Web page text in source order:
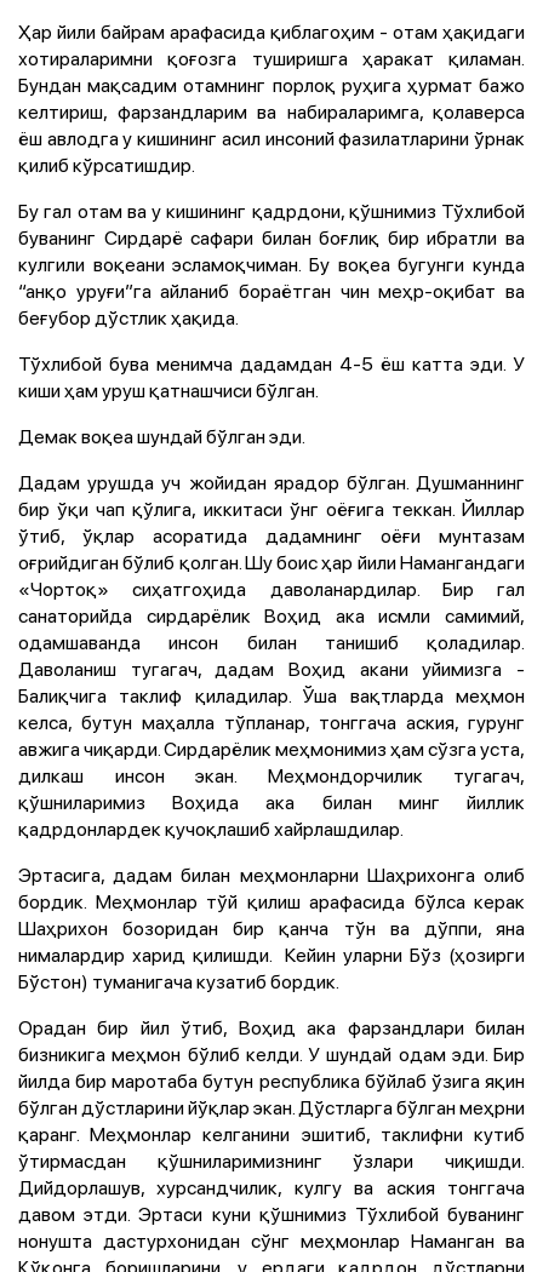
Ҳар йили байрам арафасида қиблагоҳим - отам ҳақидаги
хотираларимни қоғозга туширишга ҳаракат қиламан.
Бундан мақсадим отамнинг порлоқ руҳига ҳурмат бажо
келтириш, фарзандларим ва набираларимга, қолаверса
ёш авлодга у кишининг асил инсоний фазилатларини ўрнак
қилиб кўрсатишдир.
Бу гал отам ва у кишининг қадрдони, қўшнимиз Тўхлибой
буванинг Сирдарё сафари билан боғлиқ бир ибратли ва
кулгили воқеани эсламоқчиман. Бу воқеа бугунги кунда
“анқо уруғи”га айланиб бораётган чин меҳр-оқибат ва
беғубор дўстлик ҳақида.
Тўхлибой бува менимча дадамдан 4-5 ёш катта эди. У
киши ҳам уруш қатнашчиси бўлган.
Демак воқеа шундай бўлган эди.
Дадам урушда уч жойидан ярадор бўлган. Душманнинг
бир ўқи чап қўлига, иккитаси ўнг оёғига теккан. Йиллар
ўтиб, ўқлар асоратида дадамнинг оёғи мунтазам
оғрийдиган бўлиб қолган. Шу боис ҳар йили Намангандаги
«Чортоқ» сиҳатгоҳида даволанардилар. Бир гал
санаторийда сирдарёлик Воҳид ака исмли самимий,
одамшаванда инсон билан танишиб қоладилар.
Даволаниш тугагач, дадам Воҳид акани уйимизга -
Балиқчига таклиф қиладилар. Ўша вақтларда меҳмон
келса, бутун маҳалла тўпланар, тонггача аския, гурунг
авжига чиқарди. Сирдарёлик меҳмонимиз ҳам сўзга уста,
дилкаш инсон экан. Меҳмондорчилик тугагач,
қўшниларимиз Воҳида ака билан минг йиллик
қадрдонлардек қучоқлашиб хайрлашдилар.
Эртасига, дадам билан меҳмонларни Шаҳрихонга олиб
бордик. Меҳмонлар тўй қилиш арафасида бўлса керак
Шаҳрихон бозоридан бир қанча тўн ва дўппи, яна
нималардир харид қилишди. Кейин уларни Бўз (ҳозирги
Бўстон) туманигача кузатиб бордик.
Орадан бир йил ўтиб, Воҳид ака фарзандлари билан
бизникига меҳмон бўлиб келди. У шундай одам эди. Бир
йилда бир маротаба бутун республика бўйлаб ўзига яқин
бўлган дўстларини йўқлар экан. Дўстларга бўлган меҳрни
қаранг. Меҳмонлар келганини эшитиб, таклифни кутиб
ўтирмасдан қўшниларимизнинг ўзлари чиқишди.
Дийдорлашув, хурсандчилик, кулгу ва аския тонггача
давом этди. Эртаси куни қўшнимиз Тўхлибой буванинг
нонушта дастурхонидан сўнг меҳмонлар Наманган ва